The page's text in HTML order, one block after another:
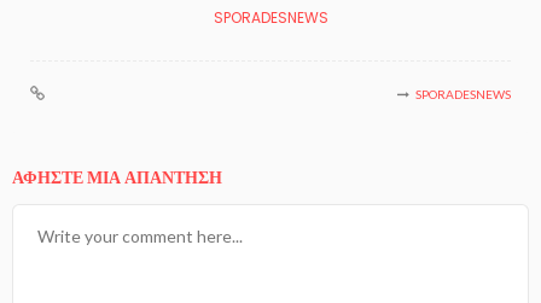
SPORADESNEWS
SPORADESNEWS
ΑΦΉΣΤΕ ΜΙΑ ΑΠΆΝΤΗΣΗ